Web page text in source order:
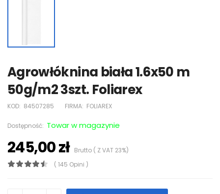
Agrowłóknina biała 1.6x50 m
50g/m2 3szt. Foliarex
KOD: 84507285 FIRMA: FOLIAREX
Dostępność: Towar w magazynie
245,00 złBrutto ( Z VAT 23%)
( 145 Opini )